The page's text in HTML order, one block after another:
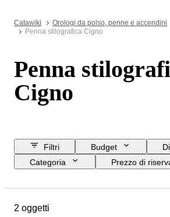
Catawiki Orologi da polso, penne e accendini
Penna stilografica Cigno
Penna
Cigno
Filtri Budget
Categoria
Prezzo di
Paese d’origine
2 oggetti